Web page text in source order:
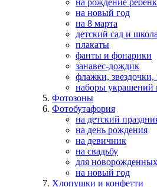
на рождение
на новый год
на 8 марта
детский сад и школа
плакаты
фанты и фонарики
занавес-дождик
флажки,
наборы украшений
Фотозоны
Фотобутафория
на детский
на день рождения
на девичник
на свадьбу
для новорожденных
на новый год
Хлопушки и конфетти